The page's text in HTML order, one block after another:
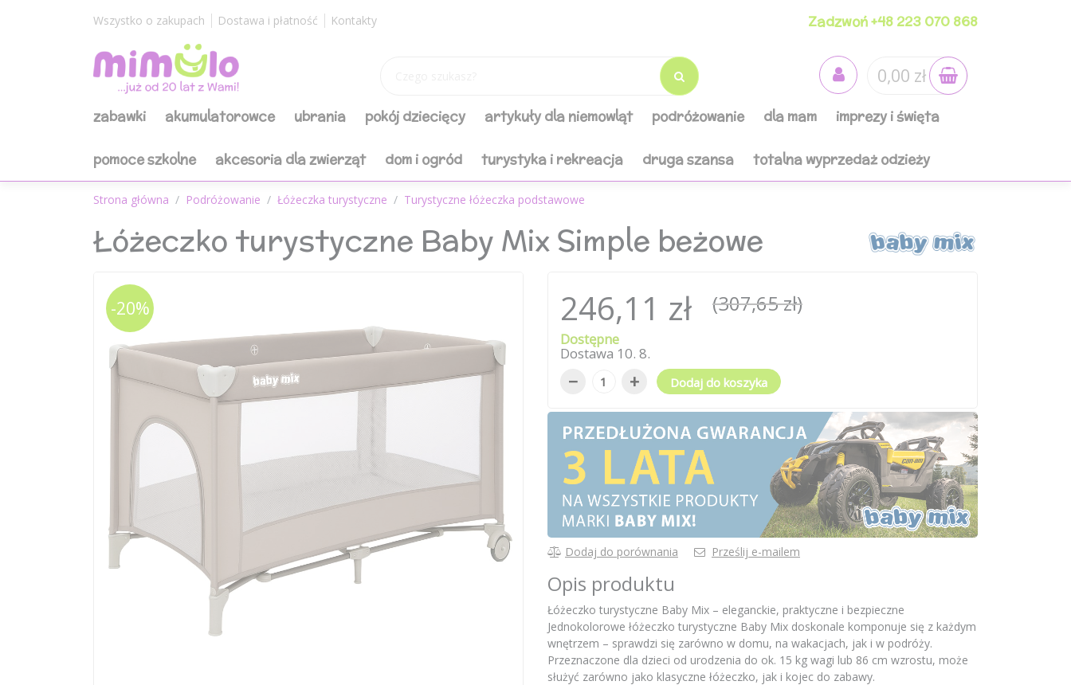
Wszystko o zakupach Dostawa i płatność Kontakty Zadzwoń +48 223 070 868
0,00 zł
zabawki akumulatorowce ubrania pokój dziecięcy artykuły dla niemowląt podróżowanie dla mam imprezy i święta
pomoce szkolne akcesoria dla zwierząt dom i ogród turystyka i rekreacja druga szansa totalna wyprzedaż odzieży
Strona główna Podróżowanie Łóżeczka turystyczne Turystyczne łóżeczka podstawowe
Łóżeczko turystyczne Baby Mix Simple beżowe
-20% 246,11 zł (307,65 zł)
Dostępne
Dostawa 10. 8.
− + Dodaj do koszyka
Dodaj do porównania Prześlij e-mailem
Opis produktu
Łóżeczko turystyczne Baby Mix – eleganckie, praktyczne i bezpieczne
Jednokolorowe łóżeczko turystyczne Baby Mix doskonale komponuje się z każdym
wnętrzem – sprawdzi się zarówno w domu, na wakacjach, jak i w podróży.
Przeznaczone dla dzieci od urodzenia do ok. 15 kg wagi lub 86 cm wzrostu, może
służyć zarówno jako klasyczne łóżeczko, jak i kojec do zabawy.